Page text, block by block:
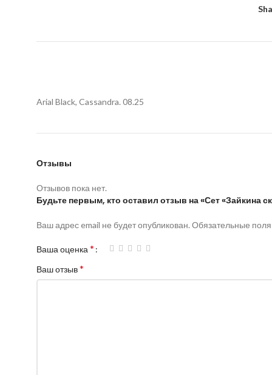
Arial Black, Cassandra. 08.25
Отзывы
Отзывов пока нет.
Будьте первым, кто оставил отзыв на «Сет «Зайкина
Ваш адрес email не будет опубликован. Обязательные
Ваша оценка *
Ваш отзыв*